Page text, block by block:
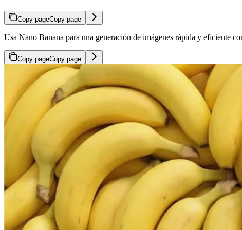
Copy pageCopy page
Usa Nano Banana para una generación de imágenes rápida y eficiente
Copy pageCopy page